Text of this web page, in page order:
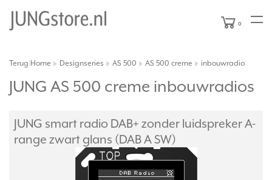
0
Terug Home Designseries AS 500 AS 500 creme inbouwradio
JUNG AS 500 creme inbouwradios
JUNG smart radio DAB+ zonder luidspreker A-
range zwart glans (DAB A SW)